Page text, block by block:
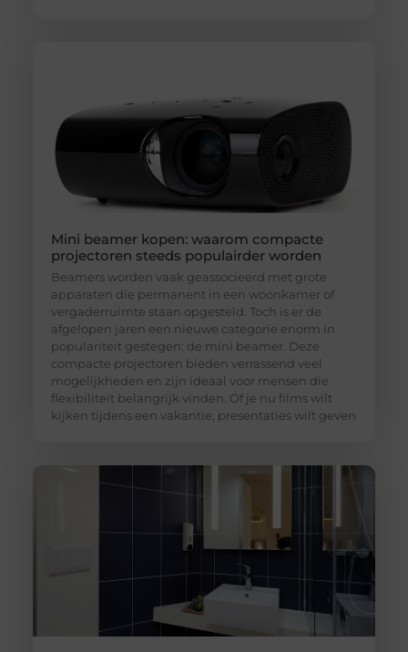
Mini beamer kopen: waarom compacte
projectoren steeds populairder worden
Beamers worden vaak geassocieerd met grote
apparaten die permanent in een woonkamer of
vergaderruimte staan opgesteld. Toch is er de
afgelopen jaren een nieuwe categorie enorm in
populariteit gestegen: de mini beamer. Deze
compacte projectoren bieden verrassend veel
mogelijkheden en zijn ideaal voor mensen die
flexibiliteit belangrijk vinden. Of je nu films wilt
kijken tijdens een vakantie, presentaties wilt geven